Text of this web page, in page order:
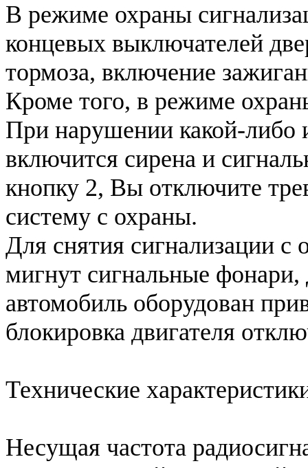
В режиме охраны
концевых выключателей
тормоза, включение
Кроме того, в режиме
При нарушении какой-либо
включится сирена и
кнопку 2, Вы отключите
систему с охраны.
Для снятия сигнализации
мигнут сигнальные
автомобиль оборудован
блокировка двигателя
Технические
Несущая частота